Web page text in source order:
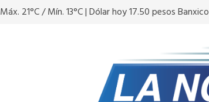
Máx. 21°C / Mín. 13°C | Dólar hoy 17.50 pesos Banxico